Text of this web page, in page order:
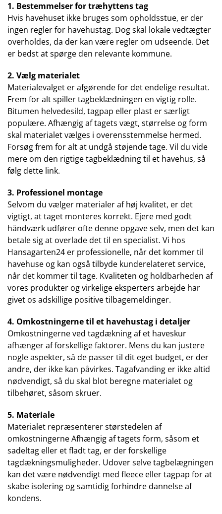
1. Bestemmelser for træhyttens tag
Hvis havehuset ikke bruges som opholdsstue, er der
ingen regler for havehustag. Dog skal lokale vedtægter
overholdes, da der kan være regler om udseende. Det
er bedst at spørge den relevante kommune.
2. Vælg materialet
Materialevalget er afgørende for det endelige resultat.
Frem for alt spiller tagbeklædningen en vigtig rolle.
Bitumen helvedesild, tagpap eller plast er særligt
populære. Afhængig af tagets vægt, størrelse og form
skal materialet vælges i overensstemmelse hermed.
Forsøg frem for alt at undgå støjende tage. Vil du vide
mere om den rigtige tagbeklædning til et havehus, så
følg dette link.
3. Professionel montage
Selvom du vælger materialer af høj kvalitet, er det
vigtigt, at taget monteres korrekt. Ejere med godt
håndværk udfører ofte denne opgave selv, men det kan
betale sig at overlade det til en specialist. Vi hos
Hansagarten24 er professionelle, når det kommer til
havehuse og kan også tilbyde kunderelateret service,
når det kommer til tage. Kvaliteten og holdbarheden af ​​
vores produkter og virkelige eksperters arbejde har
givet os adskillige positive tilbagemeldinger.
4. Omkostningerne til et havehustag i detaljer
Omkostningerne ved tagdækning af et haveskur
afhænger af forskellige faktorer. Mens du kan justere
nogle aspekter, så de passer til dit eget budget, er der
andre, der ikke kan påvirkes. Tagafvanding er ikke altid
nødvendigt, så du skal blot beregne materialet og
tilbehøret, såsom skruer.
5. Materiale
Materialet repræsenterer størstedelen af ​​
omkostningerne Afhængig af tagets form, såsom et
sadeltag eller et fladt tag, er der forskellige
tagdækningsmuligheder. Udover selve tagbelægningen
kan det være nødvendigt med fleece eller tagpap for at
skabe isolering og samtidig forhindre dannelse af
kondens.